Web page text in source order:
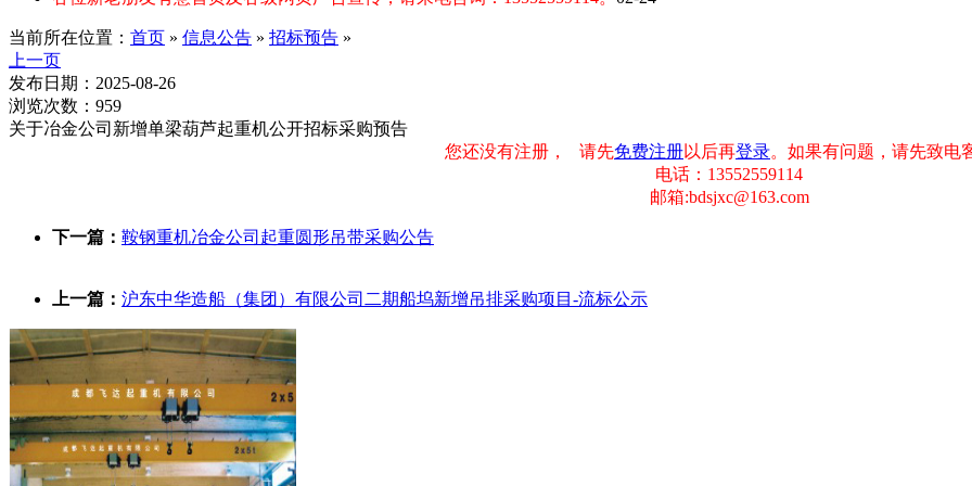
当前所在位置： 首页 » 信息公告 » 招标预告 »
上一页
发布日期：2025-08-26
浏览次数：959
关于冶金公司新增单梁葫芦起重机公开招标采购预告
您还没有注册， 请先免费注册以后再登录。如果有问题，请先致电
电话：13552559114
邮箱:bdsjxc@163.com
下一篇： 鞍钢重机冶金公司起重圆形吊带采购公告
上一篇： 沪东中华造船（集团）有限公司二期船坞新增吊排采购项目-流标公示